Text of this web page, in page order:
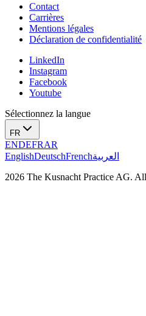
Contact
Carrières
Mentions légales
Déclaration de confidentialité
LinkedIn
Instagram
Facebook
Youtube
Sélectionnez la langue
FR
ENDEFRAR
EnglishDeutschFrenchالعربية
2026 The Kusnacht Practice AG.